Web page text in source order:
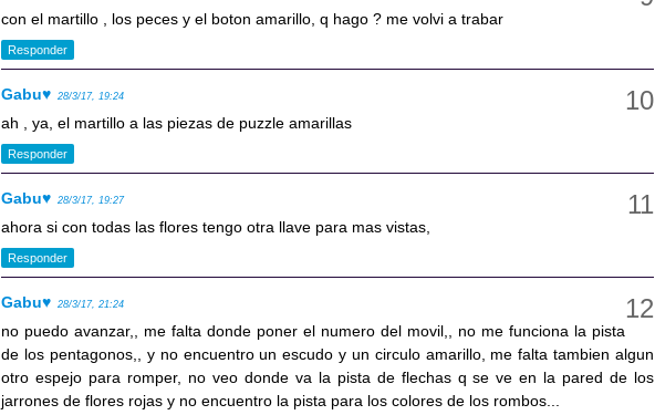
con el martillo , los peces y el boton amarillo, q hago ? me volvi a trabar
Responder
Gabu♥ 28/3/17, 19:24
ah , ya, el martillo a las piezas de puzzle amarillas
Responder
Gabu♥ 28/3/17, 19:27
ahora si con todas las flores tengo otra llave para mas vistas,
Responder
Gabu♥ 28/3/17, 21:24
no puedo avanzar,, me falta donde poner el numero del movil,, no me funciona la pista
de los pentagonos,, y no encuentro un escudo y un circulo amarillo, me falta tambien algun
otro espejo para romper, no veo donde va la pista de flechas q se ve en la pared de los
jarrones de flores rojas y no encuentro la pista para los colores de los rombos...